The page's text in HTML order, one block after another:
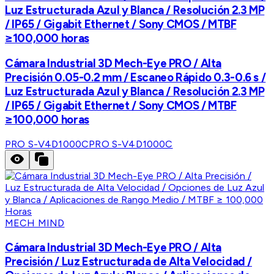
Luz Estructurada Azul y Blanca / Resolución 2.3 MP
/ IP65 / Gigabit Ethernet / Sony CMOS / MTBF
≥100,000 horas
Cámara Industrial 3D Mech-Eye PRO / Alta
Precisión 0.05-0.2 mm / Escaneo Rápido 0.3-0.6 s /
Luz Estructurada Azul y Blanca / Resolución 2.3 MP
/ IP65 / Gigabit Ethernet / Sony CMOS / MTBF
≥100,000 horas
PRO S-V4D1000CPRO S-V4D1000C
MECH MIND
Cámara Industrial 3D Mech-Eye PRO / Alta
Precisión / Luz Estructurada de Alta Velocidad /